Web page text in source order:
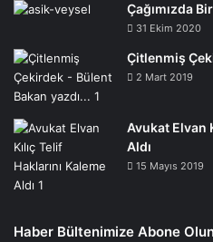
Çağımızda
31 Ekim 2020
Çitlenmiş
2 Mart 2019
Avukat Elvan
Aldı
15 Mayıs 2019
Haber Bültenimize Abone